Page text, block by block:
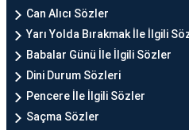
Can Alıcı Sözler
Yarı Yolda Bırakmak İle İlgili
Babalar Günü İle İlgili Sözler
Dini Durum Sözleri
Pencere İle İlgili Sözler
Saçma Sözler